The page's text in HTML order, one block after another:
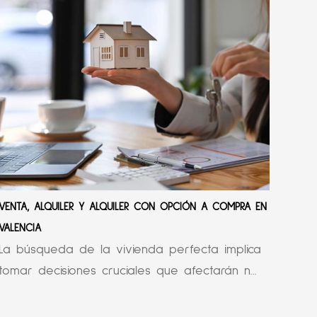
ALQUILER Y ALQUILER CON OPCIÓN A COMPRA EN
búsqueda de la vivienda perfecta implica
decisiones cruciales que afectarán n...